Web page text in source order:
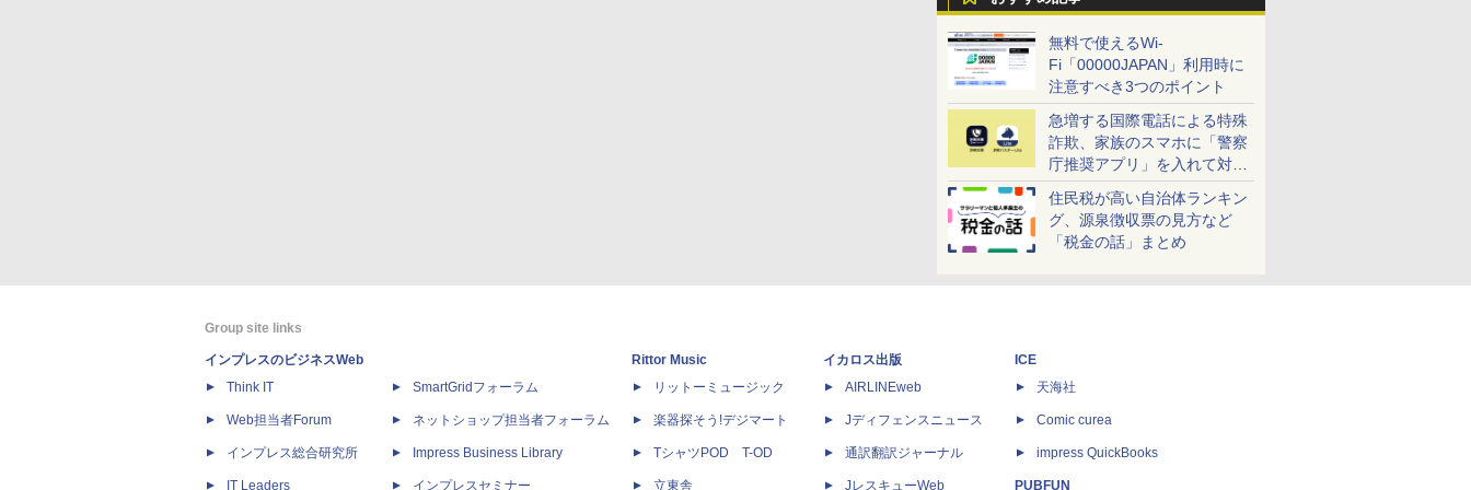
無料で使えるWi-
Fi「00000JAPAN」利用時に
注意すべき3つのポイント
急増する国際電話による特殊
詐欺、家族のスマホに「警察
庁推奨アプリ」を入れて対策
しよう！
住民税が高い自治体ランキン
グ、源泉徴収票の見方など
「税金の話」まとめ
Group site links
インプレスのビジネスWeb
Think IT
Web担当者Forum
インプレス総合研究所
IT Leaders
SmartGridフォーラム
ネットショップ担当者フォーラム
Impress Business Library
インプレスセミナー
Rittor Music
リットーミュージック
楽器探そう!デジマート
TシャツPOD T-OD
立東舎
イカロス出版
AIRLINEweb
Jディフェンスニュース
通訳翻訳ジャーナル
JレスキューWeb
ICE
天海社
Comic curea
impress QuickBooks
PUBFUN